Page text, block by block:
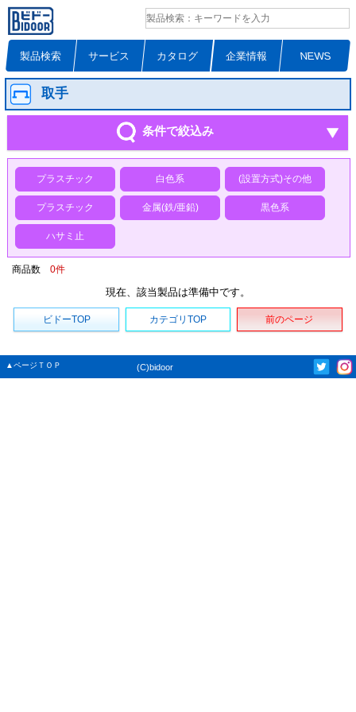
製品検索 サービス カタログ 企業情報 NEWS
取手
条件で絞込み
プラスチック 白色系 (設置方式)その他
プラスチック 金属(鉄/亜鉛) 黒色系
ハサミ止
商品数 0件
現在、該当製品は準備中です。
ビドーTOP カテゴリTOP 前のページ
▲ページＴＯＰ (C)bidoor